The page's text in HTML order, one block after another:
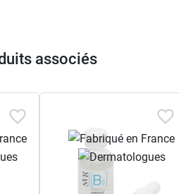
du visage et du corps,
associés